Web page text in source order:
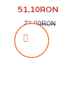
51,10RON
73,00RON